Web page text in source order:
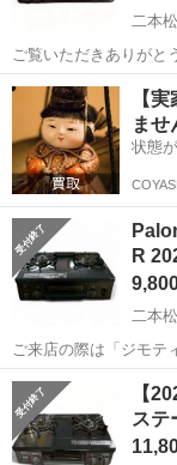
二本
ご覧いただきありがとうございます 2口コ
きグリルはかなりキレ
用していただけます 【商品情報】 ●メーカー：パロマ（Paloma） ●型
番：...
福島 二本松市
【
ませ
状態
R
二本
ご来店の際は「ジモテ
＊＊ ＊ ＊＊ ＊ ＊＊ Paloma パロマ ガスコンロ 都
福島 二本松市
【
ス